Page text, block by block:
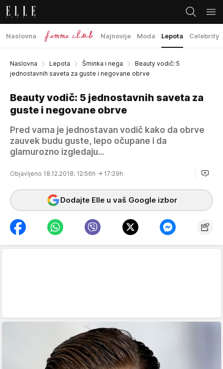
Naslovna Najnovije Moda Lepota Celebrity
Naslovna Lepota Šminka i nega
Beauty vodič: 5
jednostavnih saveta za guste i negovane obrve
Beauty vodič: 5 jednostavnih saveta za
guste i negovane obrve
Pred vama je jednostavan vodič kako da obrve
zauvek budu guste, lepo očupane i da
glamurozno izgledaju...
Objavljeno 18.12.2018. 12:56h → 17:29h
Dodajte Elle u vaš Google izbor